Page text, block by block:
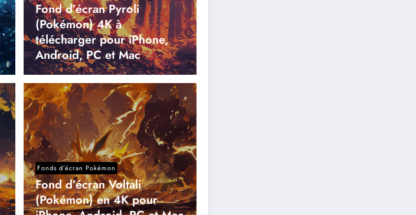
Fond d’écran Pyroli
(Pokémon) 4K à
télécharger pour iPhone,
Android, PC et Mac
Fonds d’écran Pokémon
Fond d’écran Voltali
(Pokémon) en 4K pour